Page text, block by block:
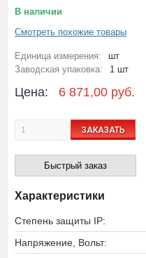
В наличии
Смотреть похожие товары
Единица измерения:
шт
Заводская упаковка:
1 шт
Цена: 6 871,00 руб.
ЗАКАЗАТЬ
Быстрый заказ
Характеристики
Степень защиты IP:
Напряжение, Вольт: